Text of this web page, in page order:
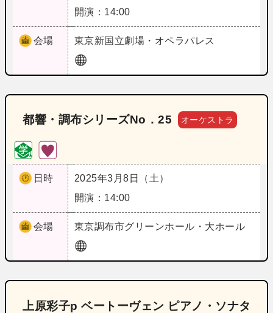
開演：14:00
会場 東京新国立劇場・オペラパレス
都響・調布シリーズNo．25 オーケストラ
日時
2025年3月8日（土）
開演：14:00
会場 東京調布市グリーンホール・大ホール
上原彩子p ベートーヴェン ピアノ・ソナタ